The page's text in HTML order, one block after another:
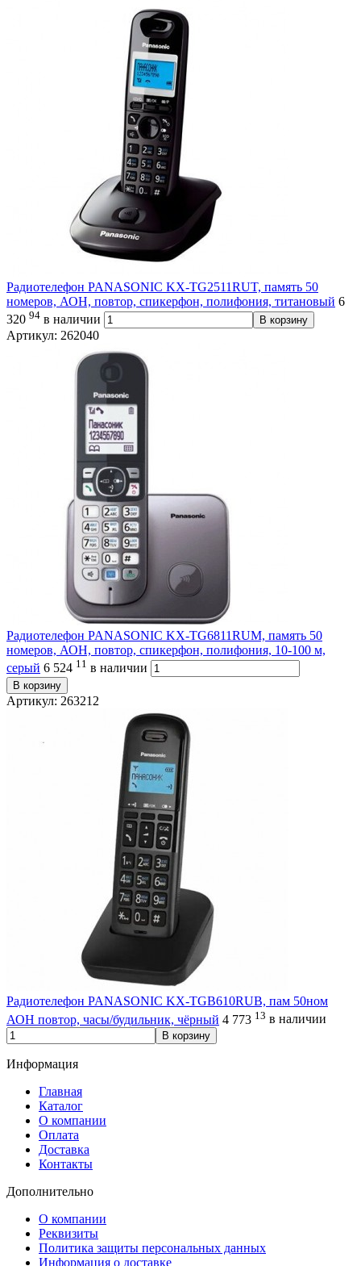
Радиотелефон PANASONIC KX-TG2511RUT, память 50
номеров, АОН, повтор, спикерфон, полифония, титановый 6
320 94 в наличии В корзину
Артикул: 262040
Радиотелефон PANASONIC KX-TG6811RUM, память 50
номеров, АОН, повтор, спикерфон, полифония, 10-100 м,
серый 6 524 11 в наличии
В корзину
Артикул: 263212
Радиотелефон PANASONIC KX-TGB610RUB, пам 50ном
АОН повтор, часы/будильник, чёрный 4 773 13 в наличии
В корзину
Информация
Главная
Каталог
О компании
Оплата
Доставка
Контакты
Дополнительно
О компании
Реквизиты
Политика защиты персональных данных
Информация о доставке